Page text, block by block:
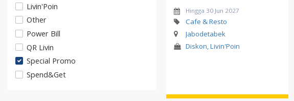
Livin'Poin
Other
Power Bill
QR Livin
Special Promo
Spend&Get
Hingga 30 Jun 2027
Cafe & Resto
Jabodetabek
Diskon, Livin'Poin